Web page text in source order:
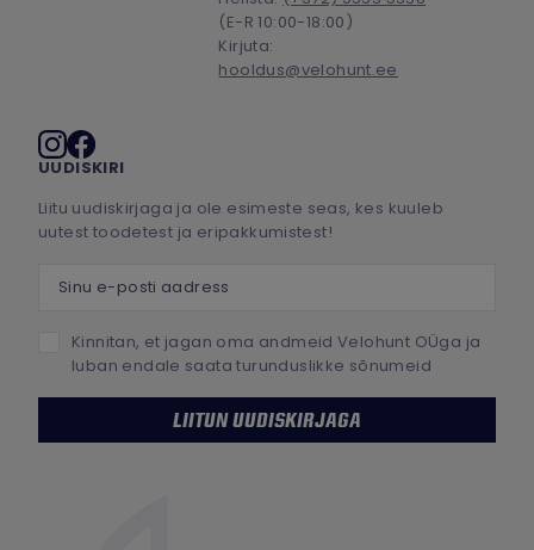
(E-R 10:00-18:00)
Kirjuta:
hooldus@velohunt.ee
Sotsiaalmeedia
UUDISKIRI
Liitu uudiskirjaga ja ole esimeste seas, kes kuuleb
uutest toodetest ja eripakkumistest!
Kinnitan, et jagan oma andmeid Velohunt OÜga ja
luban endale saata turunduslikke sõnumeid
LIITUN UUDISKIRJAGA